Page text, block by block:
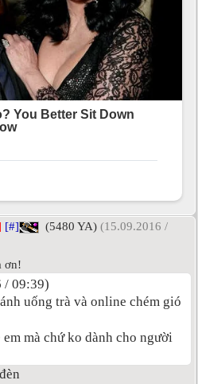
[#] (5480 YA) (15.09.2016 /
ơn!
/ 09:39)
uống trà và online chém gió
mà chứ ko dành cho người